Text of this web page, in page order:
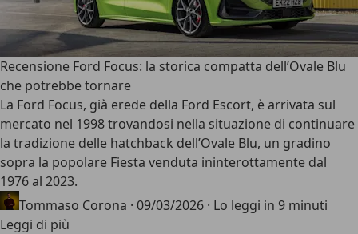
Recensione Ford Focus: la storica compatta dell’Ovale Blu
che potrebbe tornare
La Ford Focus, già erede della Ford Escort, è arrivata sul
mercato nel 1998 trovandosi nella situazione di continuare
la tradizione delle hatchback dell’Ovale Blu, un gradino
sopra la popolare Fiesta venduta ininterottamente dal
1976 al 2023.
Tommaso Corona · 09/03/2026 · Lo leggi in 9 minuti
Leggi di più